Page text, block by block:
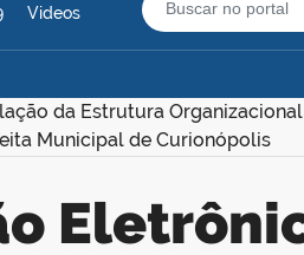
Videos
da Estrutura Organizacional
Municipal de Curionópolis